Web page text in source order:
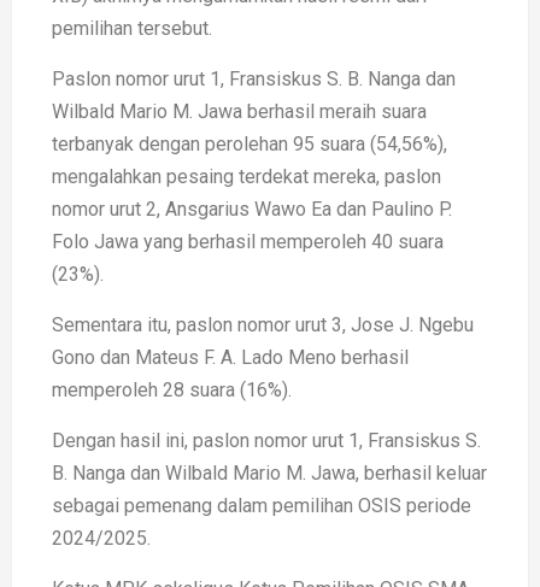
pemilihan tersebut.
Paslon nomor urut 1, Fransiskus S. B. Nanga dan
Wilbald Mario M. Jawa berhasil meraih suara
terbanyak dengan perolehan 95 suara (54,56%),
mengalahkan pesaing terdekat mereka, paslon
nomor urut 2, Ansgarius Wawo Ea dan Paulino P.
Folo Jawa yang berhasil memperoleh 40 suara
(23%).
Sementara itu, paslon nomor urut 3, Jose J. Ngebu
Gono dan Mateus F. A. Lado Meno berhasil
memperoleh 28 suara (16%).
Dengan hasil ini, paslon nomor urut 1, Fransiskus S.
B. Nanga dan Wilbald Mario M. Jawa, berhasil keluar
sebagai pemenang dalam pemilihan OSIS periode
2024/2025.